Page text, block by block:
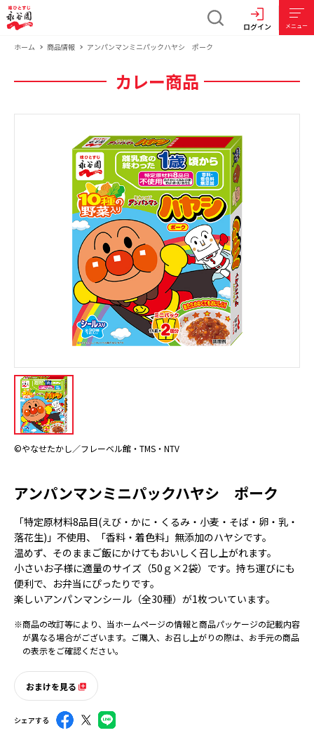
ログイン メニュー
ホーム 商品情報 アンパンマンミニパックハヤシ ポーク
カレー商品
©やなせたかし／フレーベル館・TMS・NTV
アンパンマンミニパックハヤシ ポーク
「特定原材料8品目(えび・かに・くるみ・小麦・そば・卵・乳・
落花生)」不使用、「香料・着色料」無添加のハヤシです。
温めず、そのままご飯にかけてもおいしく召し上がれます。
小さいお子様に適量のサイズ（50ｇ×2袋）です。持ち運びにも
便利で、お弁当にぴったりです。
楽しいアンパンマンシール（全30種）が1枚ついています。
※商品の改訂等により、当ホームページの情報と商品パッケージの記載内容
が異なる場合がございます。ご購入、お召し上がりの際は、お手元の商品
の表示をご確認ください。
おまけを見る
シェアする